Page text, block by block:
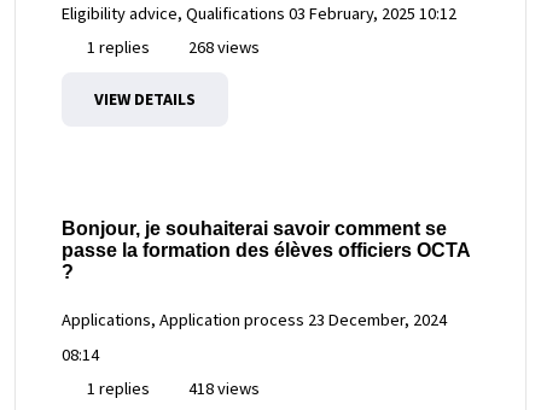
Eligibility advice, Qualifications 03 February, 2025 10:12
1 replies
268 views
VIEW DETAILS
Bonjour, je souhaiterai savoir comment se
passe la formation des élèves officiers OCTA
?
Applications, Application process 23 December, 2024
08:14
1 replies
418 views